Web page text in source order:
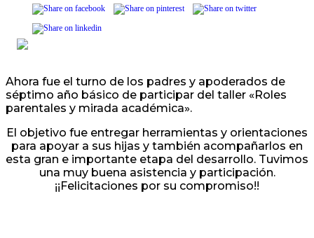
Ahora fue el turno de los padres y apoderados de
séptimo año básico de participar del taller «Roles
parentales y mirada académica».
El objetivo fue entregar herramientas y orientaciones
para apoyar a sus hijas y también acompañarlos en
esta gran e importante etapa del desarrollo. Tuvimos
una muy buena asistencia y participación.
¡¡Felicitaciones por su compromiso!!